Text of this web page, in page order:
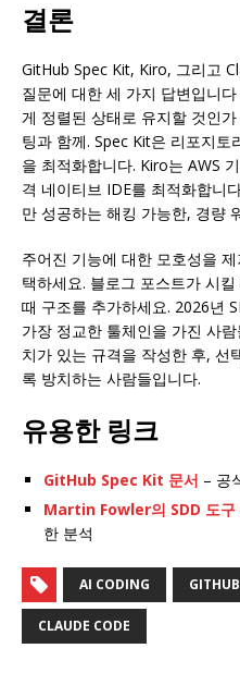
결론
GitHub Spec Kit, Kiro, 그리고
질문에 대한 세 가지 답변입니
게 정렬된 상태로 유지할 것인
팅과 함께. Spec Kit은 리포지
을 최적화합니다. Kiro는 AWS
격 네이티브 IDE를 최적화합니
만 성공하는 해킹 가능한, 경량
주어진 기능에 대한 모호성을
택하세요. 블로그 포스트가 시
때 구조를 추가하세요. 2026년
가장 정교한 툴체인을 가진 사
치가 있는 규격을 작성한 후, 선
록 방치하는 사람들입니다.
유용한 링크
GitHub Spec Kit 문서 – 공
Martin Fowler의 SDD 도구
한 분석
AI CODING GITHUB
CLAUDE CODE